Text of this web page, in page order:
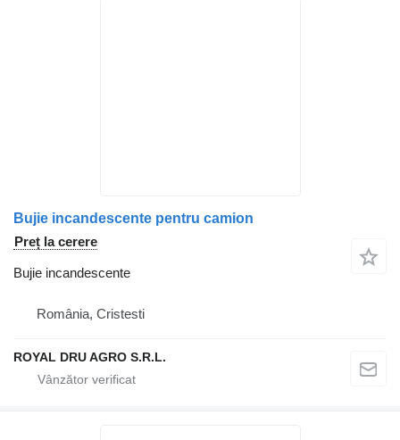
Bujie incandescente pentru camion
Preț la cerere
Bujie incandescente
România, Cristesti
ROYAL DRU AGRO S.R.L.